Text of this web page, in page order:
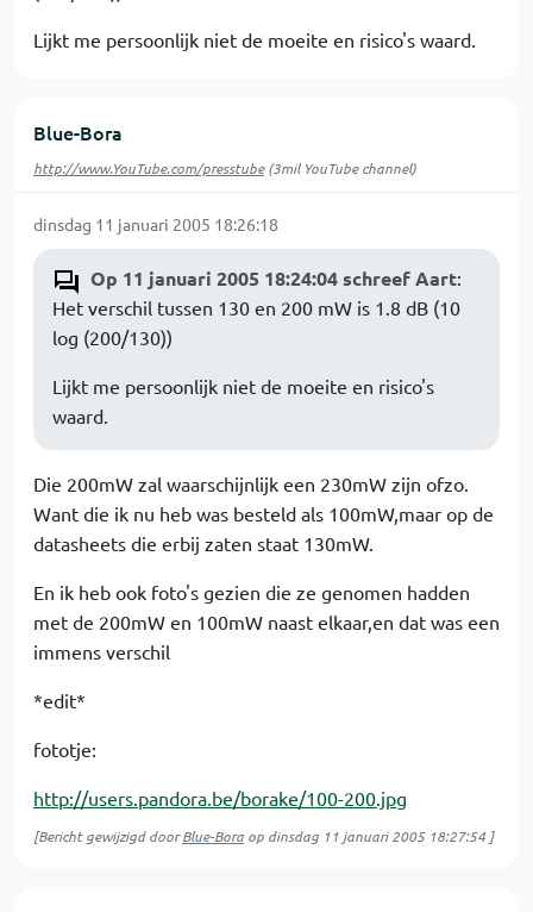
Lijkt me persoonlijk niet de moeite en risico's waard.
Blue-Bora
http://www.YouTube.com/presstube(3mil YouTube channel)
dinsdag 11 januari 2005 18:26:18
Op 11 januari 2005 18:24:04 schreef Aart:
Het verschil tussen 130 en 200 mW is 1.8 dB (10
log (200/130))
Lijkt me persoonlijk niet de moeite en risico's
waard.
Die 200mW zal waarschijnlijk een 230mW zijn ofzo.
Want die ik nu heb was besteld als 100mW,maar op de
datasheets die erbij zaten staat 130mW.
En ik heb ook foto's gezien die ze genomen hadden
met de 200mW en 100mW naast elkaar,en dat was een
immens verschil
*edit*
fototje:
http://users.pandora.be/borake/100-200.jpg
[Bericht gewijzigd doorBlue-Bora op dinsdag 11 januari 2005 18:27:54 ]